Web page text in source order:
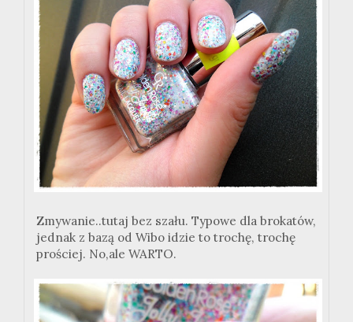
Zmywanie..tutaj bez szału. Typowe dla brokatów,
jednak z bazą od Wibo idzie to trochę, trochę
prościej. No,ale WARTO.